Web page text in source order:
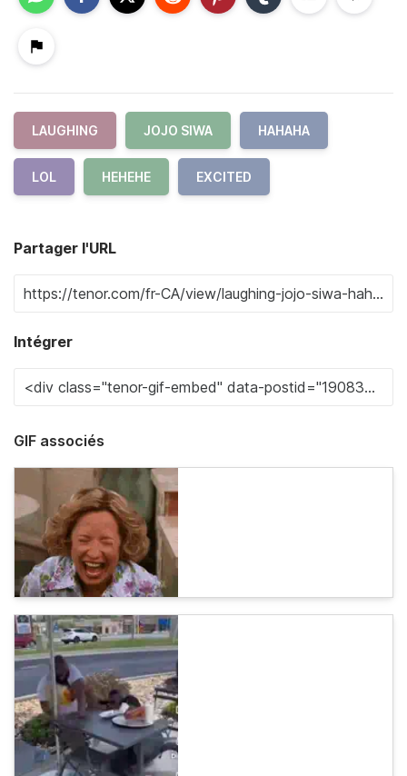
LAUGHING JOJO SIWA HAHAHA
LOL HEHEHE EXCITED
Partager l'URL
Intégrer
GIF associés